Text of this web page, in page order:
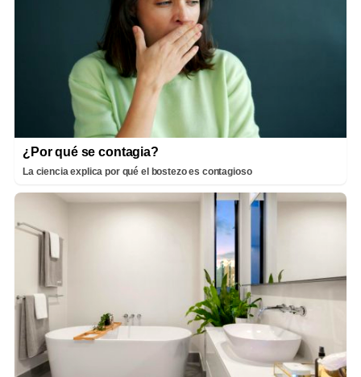
¿Por qué se contagia?
La ciencia explica por qué el bostezo es contagioso